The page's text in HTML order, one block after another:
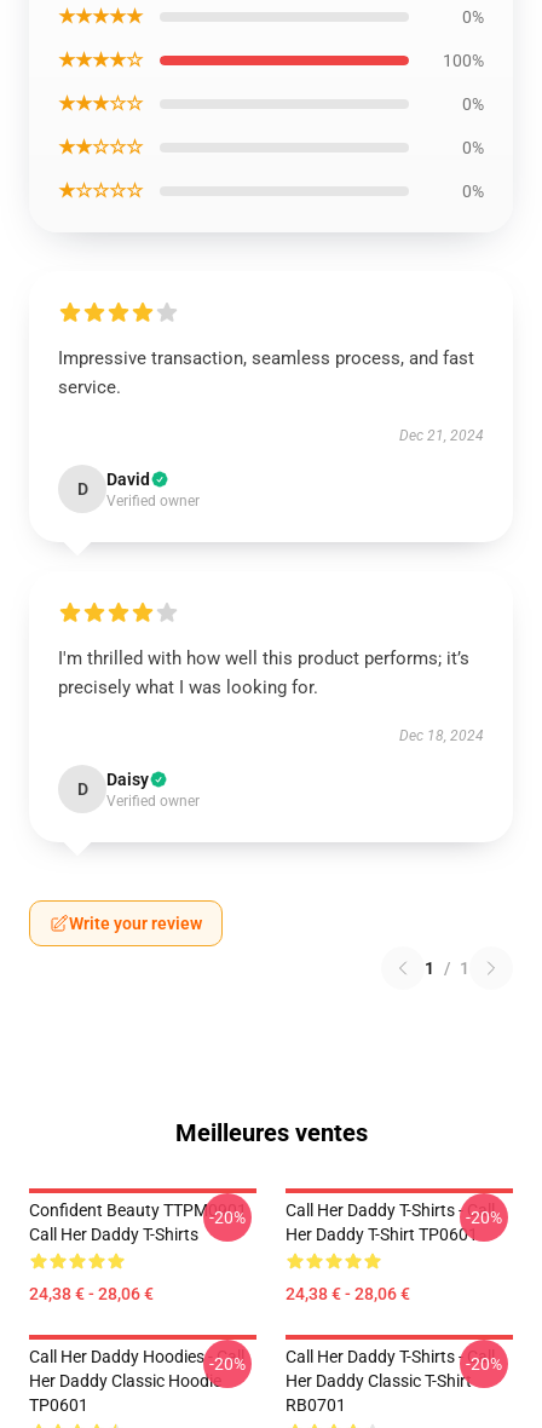
★★★★★ 0%
★★★★☆ 100%
★★★☆☆ 0%
★★☆☆☆ 0%
★☆☆☆☆ 0%
Impressive transaction, seamless process, and fast
service.
Dec 21, 2024
D David
Verified owner
I'm thrilled with how well this product performs; it’s
precisely what I was looking for.
Dec 18, 2024
D Daisy
Verified owner
Write your review
1 / 1
Meilleures ventes
Confident Beauty TTPM0901
Call Her Daddy T-Shirts
24,38 € - 28,06 €
-20%
Call Her Daddy T-Shirts - Call
Her Daddy T-Shirt TP0601
24,38 € - 28,06 €
-20%
Call Her Daddy Hoodies - Call
Her Daddy Classic Hoodie
TP0601
-20%
Call Her Daddy T-Shirts - Call
Her Daddy Classic T-Shirt
RB0701
-20%